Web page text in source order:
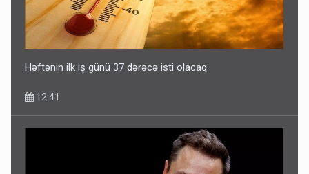
DİQQƏTLİ OLUN! Bu gün hava çox isti olacaq
09:25
Həftənin ilk iş günü 37 dərəcə isti olacaq
12:41